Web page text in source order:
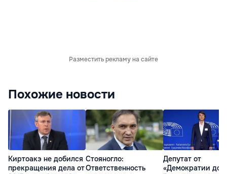
Разместить рекламу на сайте
Похожие новости
Киртоакэ не добился
прекращения дела от
Стояногло:
Ответственность
Депутат от
«Демократии